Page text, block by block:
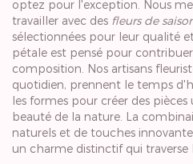
optez pour l'exception. Nous
travailler avec des fleurs de
sélectionnées pour leur qualité
pétale est pensé pour
composition. Nos artisans
quotidien, prennent le temps
les formes pour créer des
beauté de la nature. La
naturels et de touches
un charme distinctif qui traverse